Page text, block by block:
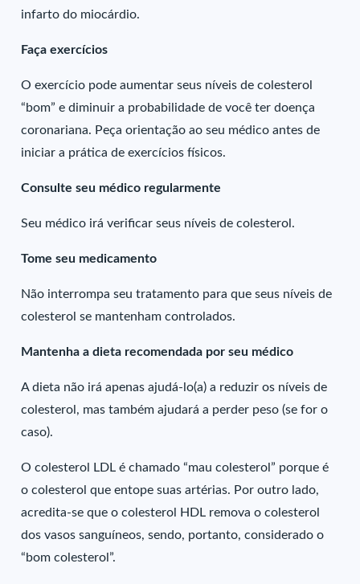
infarto do miocárdio.
Faça exercícios
O exercício pode aumentar seus níveis de colesterol
“bom” e diminuir a probabilidade de você ter doença
coronariana. Peça orientação ao seu médico antes de
iniciar a prática de exercícios físicos.
Consulte seu médico regularmente
Seu médico irá verificar seus níveis de colesterol.
Tome seu medicamento
Não interrompa seu tratamento para que seus níveis de
colesterol se mantenham controlados.
Mantenha a dieta recomendada por seu médico
A dieta não irá apenas ajudá-lo(a) a reduzir os níveis de
colesterol, mas também ajudará a perder peso (se for o
caso).
O colesterol LDL é chamado “mau colesterol” porque é
o colesterol que entope suas artérias. Por outro lado,
acredita-se que o colesterol HDL remova o colesterol
dos vasos sanguíneos, sendo, portanto, considerado o
“bom colesterol”.